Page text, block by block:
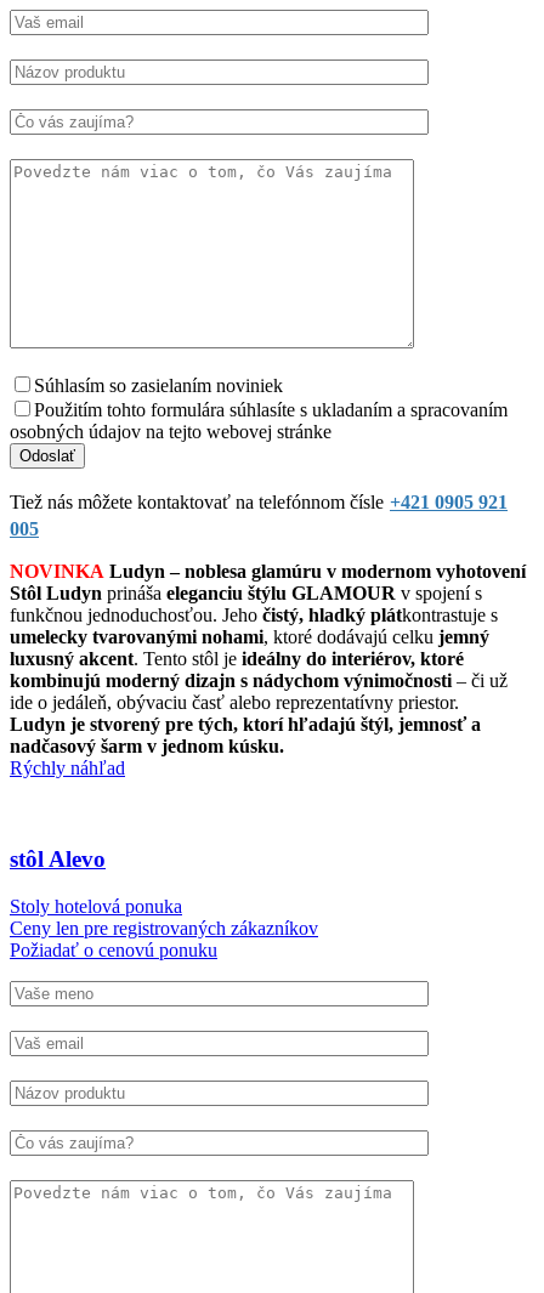
Súhlasím so zasielaním noviniek
Použitím tohto formulára súhlasíte s ukladaním a spracovaním
osobných údajov na tejto webovej stránke
Tiež nás môžete kontaktovať na telefónnom čísle +421 0905 921
005
NOVINKA Ludyn – noblesa glamúru v modernom vyhotovení
Stôl Ludyn prináša eleganciu štýlu GLAMOUR v spojení s
funkčnou jednoduchosťou. Jeho čistý, hladký plátkontrastuje s
umelecky tvarovanými nohami, ktoré dodávajú celku jemný
luxusný akcent. Tento stôl je ideálny do interiérov, ktoré
kombinujú moderný dizajn s nádychom výnimočnosti – či už
ide o jedáleň, obývaciu časť alebo reprezentatívny priestor.
Ludyn je stvorený pre tých, ktorí hľadajú štýl, jemnosť a
nadčasový šarm v jednom kúsku.
Rýchly náhľad
stôl Alevo
Stoly hotelová ponuka
Ceny len pre registrovaných zákazníkov
Požiadať o cenovú ponuku